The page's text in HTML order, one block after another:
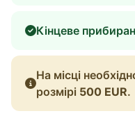
Кінцеве
На місці
розмірі 500 EUR.